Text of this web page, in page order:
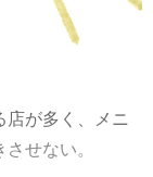
が多く、メニ
せない。